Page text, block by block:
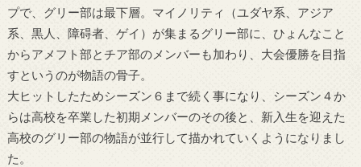
プで、グリー部は最下層。マイノリティ（ユダヤ系、アジア
系、黒人、障碍者、ゲイ）が集まるグリー部に、ひょんなこと
からアメフト部とチア部のメンバーも加わり、大会優勝を目指
すというのが物語の骨子。
大ヒットしたためシーズン６まで続く事になり、シーズン４か
らは高校を卒業した初期メンバーのその後と、新入生を迎えた
高校のグリー部の物語が並行して描かれていくようになりまし
た。